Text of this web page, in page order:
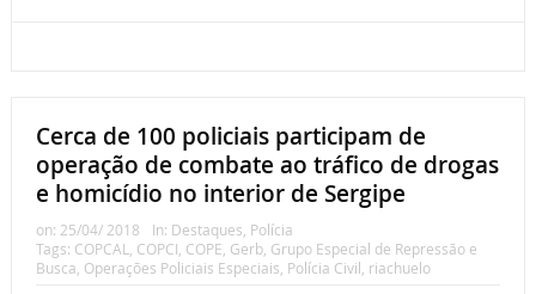
Cerca de 100 policiais participam de
operação de combate ao tráfico de drogas
e homicídio no interior de Sergipe
on: 25/04/ 2018 In: Destaques Polícia
Tags: COPCAL COPCI COPE Gerb, Grupo Especial de Repressão e
Busca Operações Policiais Especiais Polícia Civil riachuelo